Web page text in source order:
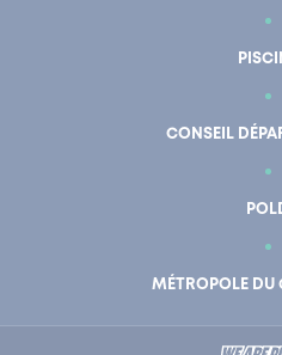
CONSEIL
MÉTROPOLE DU
En un clic